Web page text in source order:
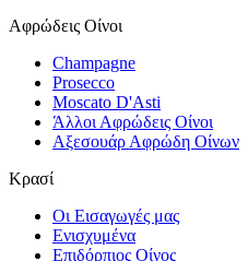
Αφρώδεις Οίνοι
Champagne
Prosecco
Moscato D'Asti
Άλλοι Αφρώδεις Οίνοι
Αξεσουάρ Αφρώδη Οίνων
Κρασί
Οι Εισαγωγές μας
Ενισχυμένα
Επιδόρπιος Οίνος